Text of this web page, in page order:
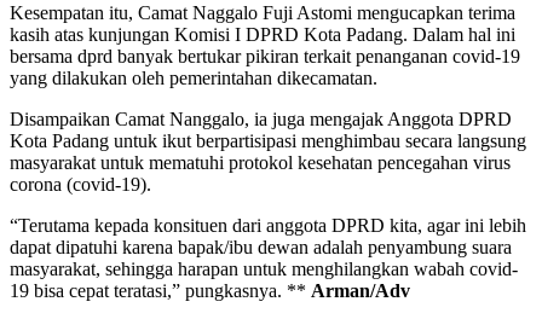
Kesempatan itu, Camat Naggalo Fuji Astomi mengucapkan terima
kasih atas kunjungan Komisi I DPRD Kota Padang. Dalam hal ini
bersama dprd banyak bertukar pikiran terkait penanganan covid-19
yang dilakukan oleh pemerintahan dikecamatan.
Disampaikan Camat Nanggalo, ia juga mengajak Anggota DPRD
Kota Padang untuk ikut berpartisipasi menghimbau secara langsung
masyarakat untuk mematuhi protokol kesehatan pencegahan virus
corona (covid-19).
“Terutama kepada konsituen dari anggota DPRD kita, agar ini lebih
dapat dipatuhi karena bapak/ibu dewan adalah penyambung suara
masyarakat, sehingga harapan untuk menghilangkan wabah covid-
19 bisa cepat teratasi,” pungkasnya. ** Arman/Adv